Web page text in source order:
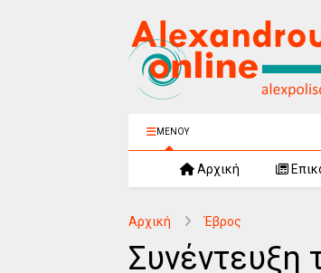
ΜΕΝΟΥ
Αρχική
Αρχική Έβρος
Συνέντευξη